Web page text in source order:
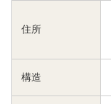
住所
構造